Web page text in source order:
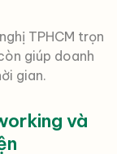
TPHCM trọn
giúp doanh
gian.
và